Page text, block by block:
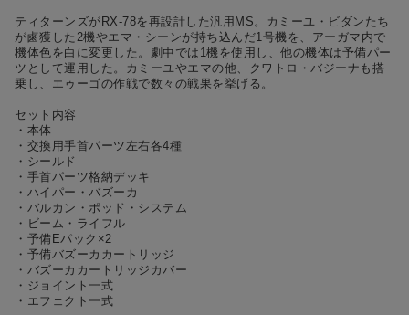
ティターンズがRX-78を再設計した汎用MS。カミーユ・ビダンたち
が鹵獲した2機やエマ・シーンが持ち込んだ1号機を、アーガマ内で
機体色を白に変更した。劇中では1機を使用し、他の機体は予備パー
ツとして運用した。カミーユやエマの他、クワトロ・バジーナも搭
乗し、エゥーゴの作戦で数々の戦果を挙げる。
セット内容
・本体
・交換用手首パーツ左右各4種
・シールド
・手首パーツ格納デッキ
・ハイパー・バズーカ
・バルカン・ポッド・システム
・ビーム・ライフル
・予備Eパック×2
・予備バズーカカートリッジ
・バズーカカートリッジカバー
・ジョイント一式
・エフェクト一式